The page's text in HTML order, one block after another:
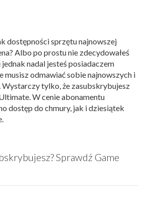
dostępności sprzętu najnowszej
Albo po prostu nie zdecydowałeś
jednak nadal jesteś posiadaczem
musisz odmawiać sobie najnowszych i
Wystarczy tylko, że zasubskrybujesz
W cenie abonamentu
dostęp do chmury, jak i dziesiątek
Sprawdź Game